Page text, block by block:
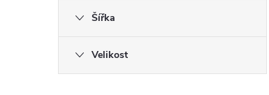
Šířka
Velikost